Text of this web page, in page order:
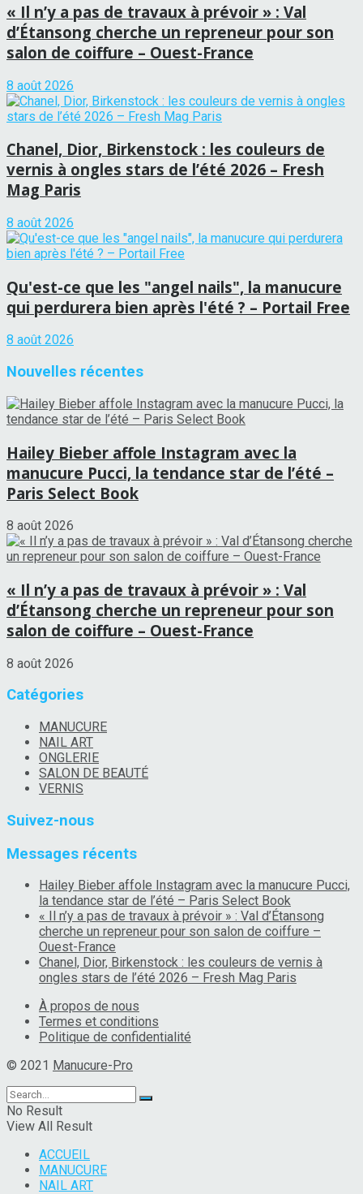
« Il n’y a pas de travaux à prévoir » : Val
d’Étansong cherche un repreneur pour son
salon de coiffure – Ouest-France
8 août 2026
Chanel, Dior, Birkenstock : les couleurs de
vernis à ongles stars de l’été 2026 – Fresh
Mag Paris
8 août 2026
Qu'est-ce que les "angel nails", la manucure
qui perdurera bien après l'été ? – Portail Free
8 août 2026
Nouvelles récentes
Hailey Bieber affole Instagram avec la
manucure Pucci, la tendance star de l’été –
Paris Select Book
8 août 2026
« Il n’y a pas de travaux à prévoir » : Val
d’Étansong cherche un repreneur pour son
salon de coiffure – Ouest-France
8 août 2026
Catégories
MANUCURE
NAIL ART
ONGLERIE
SALON DE BEAUTÉ
VERNIS
Suivez-nous
Messages récents
Hailey Bieber affole Instagram avec la manucure Pucci,
la tendance star de l’été – Paris Select Book
« Il n’y a pas de travaux à prévoir » : Val d’Étansong
cherche un repreneur pour son salon de coiffure –
Ouest-France
Chanel, Dior, Birkenstock : les couleurs de vernis à
ongles stars de l’été 2026 – Fresh Mag Paris
À propos de nous
Termes et conditions
Politique de confidentialité
© 2021 Manucure-Pro
No Result
View All Result
ACCUEIL
MANUCURE
NAIL ART